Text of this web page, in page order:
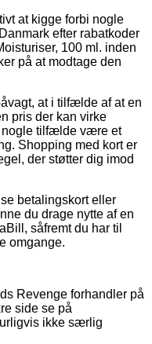
at kigge forbi nogle
efter rabatkoder
100 ml. inden
på at modtage den
at i tilfælde af at en
pris der kan virke
nogle tilfælde være et
Shopping med kort er
der støtter dig imod
betalingskort eller
du drage nytte af en
såfremt du har til
omgange.
Revenge forhandler på
side se på
ikke særlig